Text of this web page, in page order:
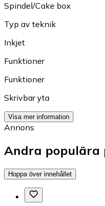
Spindel/Cake box
Typ av teknik
Inkjet
Funktioner
Funktioner
Skrivbar yta
Visa mer information
Annons
Andra populära
Hoppa över innehållet